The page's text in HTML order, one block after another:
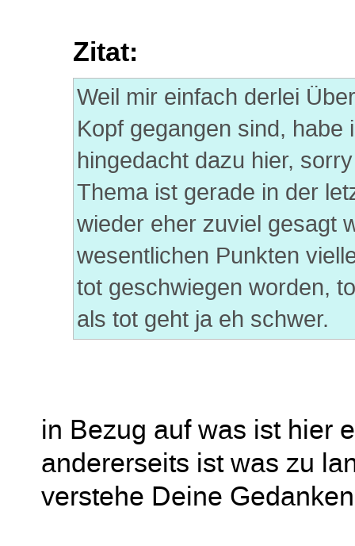
Zitat:
Weil mir einfach derlei
Kopf gegangen sind,
hingedacht dazu hier,
Thema ist gerade in der
wieder eher zuviel gesagt
wesentlichen Punkten
tot geschwiegen worden,
als tot geht ja eh schwer.
in Bezug auf was ist hier
andererseits ist was zu
verstehe Deine